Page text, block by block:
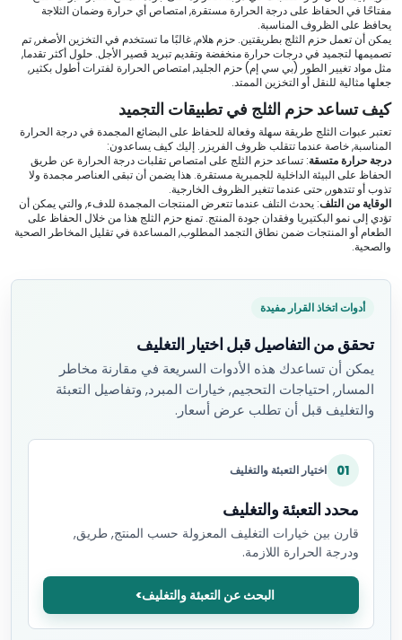
مفتاحًا في الحفاظ على درجة الحرارة مستقرة, امتصاص أي حرارة وضمان الثلاجة
يحافظ على الظروف المناسبة.
يمكن أن تعمل حزم الثلج بطريقتين. حزم هلام, غالبًا ما تستخدم في التخزين الأصغر, تم
تصميمها لتجميد في درجات حرارة منخفضة وتقديم تبريد قصير الأجل. حلول أكثر تقدما,
مثل مواد تغيير الطور (بي سي إم) حزم الجليد, امتصاص الحرارة لفترات أطول بكثير,
جعلها مثالية للنقل أو التخزين الممتد.
كيف تساعد حزم الثلج في تطبيقات التجميد
تعتبر عبوات الثلج طريقة سهلة وفعالة للحفاظ على البضائع المجمدة في درجة الحرارة
المناسبة, خاصة عندما تتقلب ظروف الفريزر. إليك كيف يساعدون:
درجة حرارة متسقة: تساعد حزم الثلج على امتصاص تقلبات درجة الحرارة عن طريق
الحفاظ على البيئة الداخلية للجمبرية مستقرة. هذا يضمن أن تبقى العناصر مجمدة ولا
تذوب أو تتدهور, حتى عندما تتغير الظروف الخارجية.
الوقاية من التلف: يحدث التلف عندما تتعرض المنتجات المجمدة للدفء, والتي يمكن أن
تؤدي إلى نمو البكتيريا وفقدان جودة المنتج. تمنع حزم الثلج هذا من خلال الحفاظ على
الطعام أو المنتجات ضمن نطاق التجمد المطلوب, المساعدة في تقليل المخاطر الصحية
والصحية.
أدوات اتخاذ القرار مفيدة
تحقق من التفاصيل قبل اختيار التغليف
يمكن أن تساعدك هذه الأدوات السريعة في مقارنة مخاطر
المسار, احتياجات التحجيم, خيارات المبرد, وتفاصيل التعبئة
والتغليف قبل أن تطلب عرض أسعار.
01 اختيار التعبئة والتغليف
محدد التعبئة والتغليف
قارن بين خيارات التغليف المعزولة حسب المنتج, طريق,
ودرجة الحرارة اللازمة.
البحث عن التعبئة والتغليف